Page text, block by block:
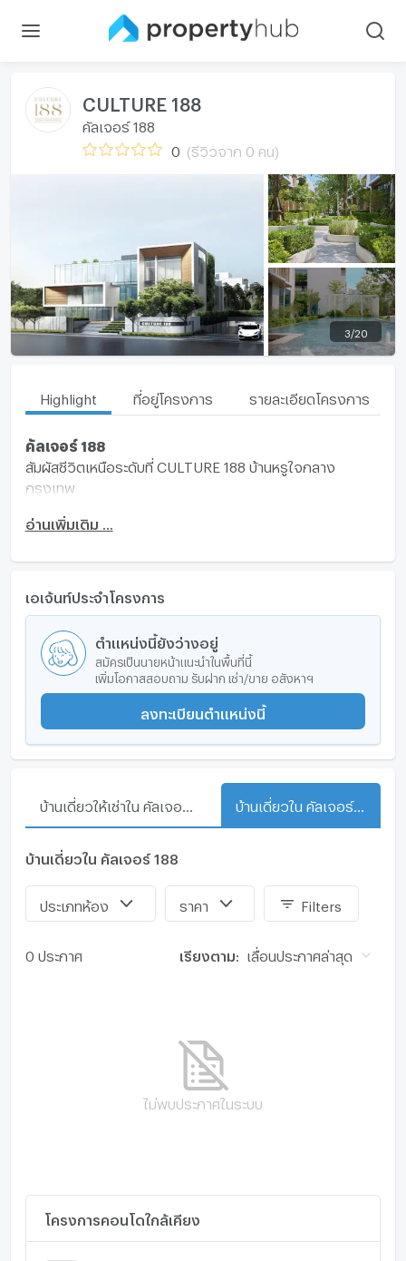
CULTURE 188
คัลเจอร์ 188
0 (รีวิวจาก 0 คน)
3 /20
Highlight ที่อยู่โครงการ รายละเอียดโครงการ
คัลเจอร์ 188
สัมผัสชีวิตเหนือระดับที่ CULTURE 188 บ้านหรูใจกลาง
กรุงเทพ
มิติใหม่ของที่อยู่อาศัยหรูหราด้วยเอกลักษณ์ของ "การผสม
ด้วยมาตรฐานระดับเพชร
ส่งมอบโครงการ
ให้ความสำคัญกับที่ดินทุกผืนและยึดมั่นในมาตรฐานทางวิชาชีพ
เพื่อให้มั่นใจว่าทุกรายละเอียดสมบูรณ์แบบ
การเดินทางสะดวก
ถนนกำแพงเพชร
BTS อโศก
เจ อเวนิว
ด็อกกี้ มอลล์
เดอะ เมอร์คิวรี่วิลล์
ท็อปส์ ฟู้ด มาร์เช่
เทอร์มินอล 21 (อโศก)
เกตเวย์ เอกมัย
ร.ร.Shrewsbury (พระราม 9)
อ่านเพิ่มเติม ...
เอเจ้นท์ประจำโครงการ
ตำแหน่งนี้ยังว่างอยู่
สมัครเป็นนายหน้าแนะนำในพื้นที่นี้
เพิ่มโอกาสสอบถาม รับฝาก เช่า/ขาย อสังหาฯ
ลงทะเบียนตำแหน่งนี้
บ้านเดี่ยวใน คัลเจอร์ 188
บ้านเดี่ยวใน คัลเจอร์ 188
ประเภทห้อง ราคา Filters
0 ประกาศ เรียงตาม: เลื่อนประกาศล่าสุด
ไม่พบประกาศในระบบ
โครงการคอนโดใกล้เคียง